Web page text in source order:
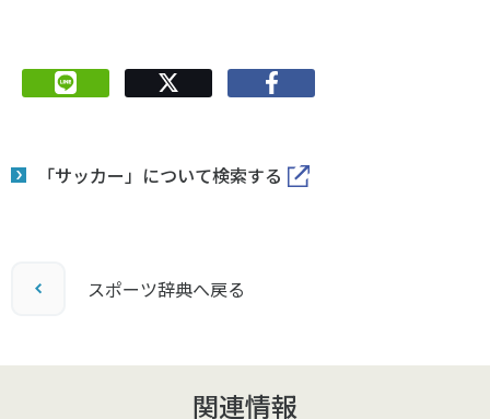
「サッカー」について検索する
スポーツ辞典へ戻る
関連情報